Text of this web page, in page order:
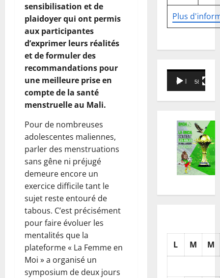
sensibilisation et de
plaidoyer qui ont permis
aux participantes
d’exprimer leurs réalités
et de formuler des
recommandations pour
une meilleure prise en
compte de la santé
menstruelle au Mali.
Pour de nombreuses
adolescentes maliennes,
parler des menstruations
sans gêne ni préjugé
demeure encore un
exercice difficile tant le
sujet reste entouré de
tabous. C’est précisément
pour faire évoluer les
mentalités que la
plateforme « La Femme en
Moi » a organisé un
symposium de deux jours
Plus
Lecteur
vidéo
00:00 58:18
L M M